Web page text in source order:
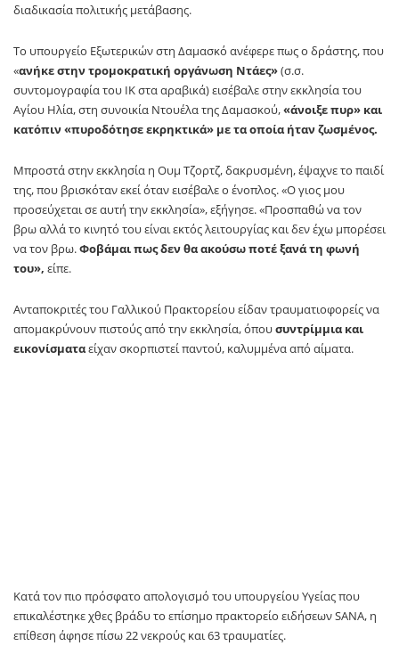
διαδικασία πολιτικής μετάβασης.
Το υπουργείο Εξωτερικών στη Δαμασκό ανέφερε πως ο δράστης, που
«ανήκε στην τρομοκρατική οργάνωση Ντάες»(σ.σ.
συντομογραφία του ΙΚ στα αραβικά) εισέβαλε στην εκκλησία του
Αγίου Ηλία, στη συνοικία Ντουέλα της Δαμασκού,«άνοιξε πυρ» και
κατόπιν «πυροδότησε εκρηκτικά» με τα οποία ήταν ζωσμένος.
Μπροστά στην εκκλησία η Ουμ Τζορτζ, δακρυσμένη, έψαχνε το παιδί
της, που βρισκόταν εκεί όταν εισέβαλε ο ένοπλος. «Ο γιος μου
προσεύχεται σε αυτή την εκκλησία», εξήγησε. «Προσπαθώ να τον
βρω αλλά το κινητό του είναι εκτός λειτουργίας και δεν έχω μπορέσει
να τον βρω.Φοβάμαι πως δεν θα ακούσω ποτέ ξανά τη φωνή
του», είπε.
Ανταποκριτές του Γαλλικού Πρακτορείου είδαν τραυματιοφορείς να
απομακρύνουν πιστούς από την εκκλησία, όπουσυντρίμμια και
εικονίσματαείχαν σκορπιστεί παντού, καλυμμένα από αίματα.
Κατά τον πιο πρόσφατο απολογισμό του υπουργείου Υγείας που
επικαλέστηκε χθες βράδυ το επίσημο πρακτορείο ειδήσεων SANA, η
επίθεση άφησε πίσω 22 νεκρούς και 63 τραυματίες.